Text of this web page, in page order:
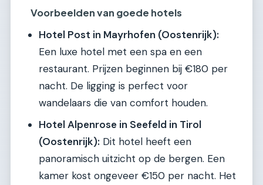
Voorbeelden van goede hotels
Hotel Post in Mayrhofen (Oostenrijk):
Een luxe hotel met een spa en een
restaurant. Prijzen beginnen bij €180 per
nacht. De ligging is perfect voor
wandelaars die van comfort houden.
Hotel Alpenrose in Seefeld in Tirol
(Oostenrijk): Dit hotel heeft een
panoramisch uitzicht op de bergen. Een
kamer kost ongeveer €150 per nacht. Het